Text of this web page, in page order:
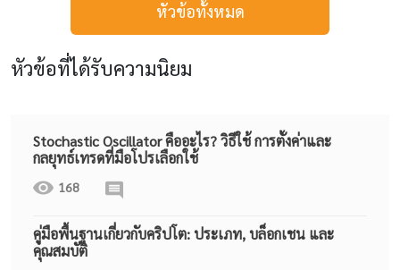
หัวข้อทั้งหมด
หัวข้อที่ได้รับความนิยม
Stochastic Oscillator คืออะไร? วิธีใช้ การตั้งค่าและ
กลยุทธ์เทรดที่มือโปรเลือกใช้
168
คู่มือพื้นฐานเกี่ยวกับคริปโต: ประเภท, บล็อกเชน และ
คุณสมบัติ